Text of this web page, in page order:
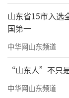
补助、人身
门印发的《
保障办法》
在假期托管
务。同时，
外各类托管
山东省15市入选
国第一
中华网山东频道
“山东人”不只
中华网山东频道